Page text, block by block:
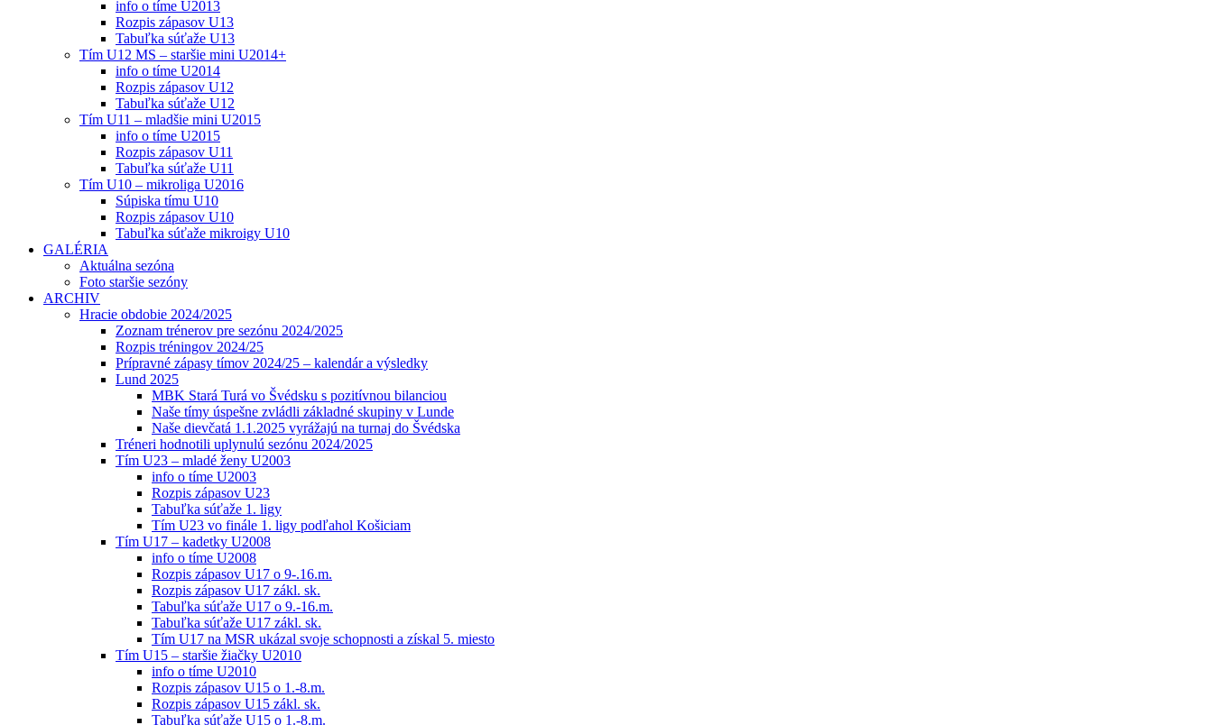
info o tíme U2013
Rozpis zápasov U13
Tabuľka súťaže U13
Tím U12 MS – staršie mini U2014+
info o tíme U2014
Rozpis zápasov U12
Tabuľka súťaže U12
Tím U11 – mladšie mini U2015
info o tíme U2015
Rozpis zápasov U11
Tabuľka súťaže U11
Tím U10 – mikroliga U2016
Súpiska tímu U10
Rozpis zápasov U10
Tabuľka súťaže mikroigy U10
GALÉRIA
Aktuálna sezóna
Foto staršie sezóny
ARCHIV
Hracie obdobie 2024/2025
Zoznam trénerov pre sezónu 2024/2025
Rozpis tréningov 2024/25
Prípravné zápasy tímov 2024/25 – kalendár a výsledky
Lund 2025
MBK Stará Turá vo Švédsku s pozitívnou bilanciou
Naše tímy úspešne zvládli základné skupiny v Lunde
Naše dievčatá 1.1.2025 vyrážajú na turnaj do Švédska
Tréneri hodnotili uplynulú sezónu 2024/2025
Tím U23 – mladé ženy U2003
info o tíme U2003
Rozpis zápasov U23
Tabuľka súťaže 1. ligy
Tím U23 vo finále 1. ligy podľahol Košiciam
Tím U17 – kadetky U2008
info o tíme U2008
Rozpis zápasov U17 o 9-.16.m.
Rozpis zápasov U17 zákl. sk.
Tabuľka súťaže U17 o 9.-16.m.
Tabuľka súťaže U17 zákl. sk.
Tím U17 na MSR ukázal svoje schopnosti a získal 5. miesto
Tím U15 – staršie žiačky U2010
info o tíme U2010
Rozpis zápasov U15 o 1.-8.m.
Rozpis zápasov U15 zákl. sk.
Tabuľka súťaže U15 o 1.-8.m.